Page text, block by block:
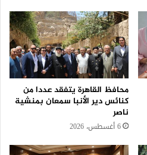
محافظ القاهرة يتفقد عددا من
كنائس دير الأنبا سمعان بمنشية
ناصر
6 أغسطس، 2026